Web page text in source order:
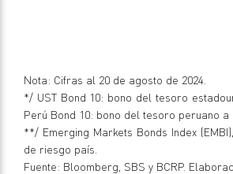
Nota: Cifras al 20 de agosto de 2024.
*/ UST Bond 10: bono del tesoro
Perú Bond 10: bono del tesoro peruano a
**/ Emerging Markets Bonds Index
de riesgo país.
Fuente: Bloomberg, SBS y BCRP.